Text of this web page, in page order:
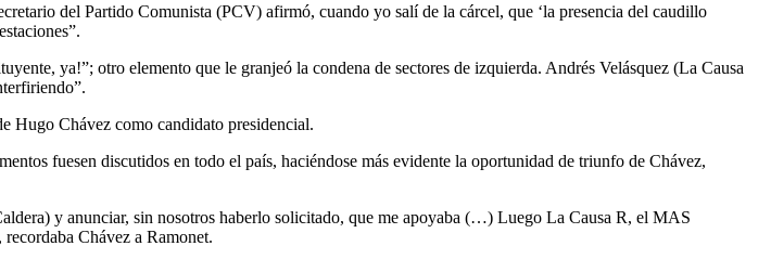
del Partido Comunista (PCV) afirmó, cuando yo salí de la cárcel, que ‘la presencia del caudillo
ya!”; otro elemento que le granjeó la condena de sectores de izquierda. Andrés Velásquez (La Causa
Chávez como candidato presidencial.
fuesen discutidos en todo el país, haciéndose más evidente la oportunidad de triunfo de Chávez,
y anunciar, sin nosotros haberlo solicitado, que me apoyaba (…) Luego La Causa R, el MAS
Chávez a Ramonet.